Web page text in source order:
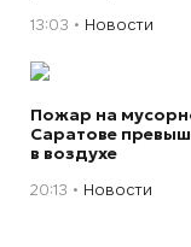
13:03 Новости
Пожар на
Саратове
в воздухе
20:13 Новости